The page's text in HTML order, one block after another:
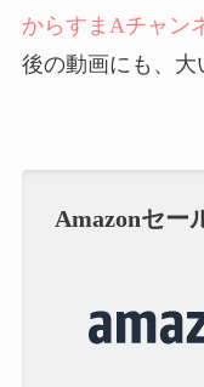
からすまAチャン
後の動画にも、大
Amazonセー